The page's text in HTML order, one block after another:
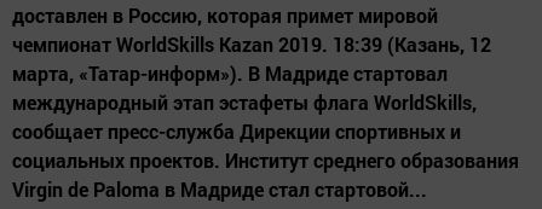
доставлен в Россию, которая примет мировой
чемпионат WorldSkills Kazan 2019. 18:39 (Казань, 12
марта, «Татар-информ»). В Мадриде стартовал
международный этап эстафеты флага WorldSkills,
сообщает пресс-служба Дирекции спортивных и
социальных проектов. Институт среднего образования
Virgin de Paloma в Мадриде стал стартовой...